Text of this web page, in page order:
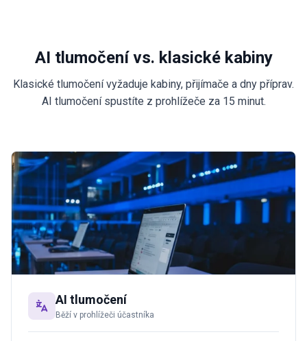
AI tlumočení vs. klasické kabiny
Klasické tlumočení vyžaduje kabiny, přijímače a dny příprav.
AI tlumočení spustíte z prohlížeče za 15 minut.
AI tlumočení
Běží v prohlížeči účastníka